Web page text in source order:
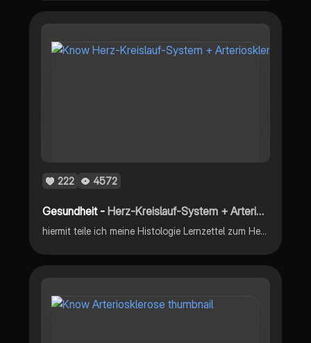
222 4572
Gesundheit -Herz-Kreislauf-System + Arteriosklerose
hiermit teile ich meine Histologie Lernzettel zum Herz-Kreislauf-System + Arteriosklerose mit euch. Ich hoffe ich kann euch damit helfen. Viel Spaß beim lernen 😘